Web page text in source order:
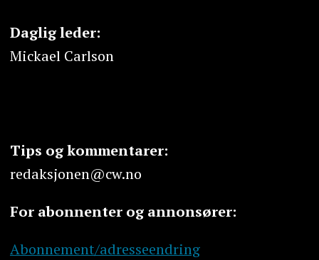
Daglig leder:
Mickael Carlson
Tips og kommentarer:
redaksjonen@cw.no
For abonnenter og annonsører:
Abonnement/adresseendring